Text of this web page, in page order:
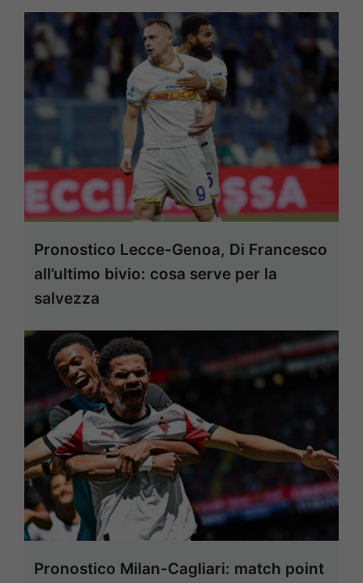
Pronostico Lecce-Genoa, Di Francesco
all’ultimo bivio: cosa serve per la
salvezza
Pronostico Milan-Cagliari: match point